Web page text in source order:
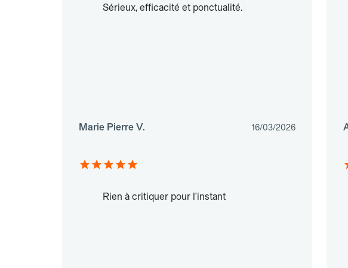
Sérieux, efficacité et ponctualité.
Marie Pierre V. 16/03/2026
Rien à critiquer pour l'instant